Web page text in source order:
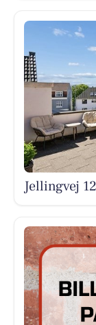
Jellingvej